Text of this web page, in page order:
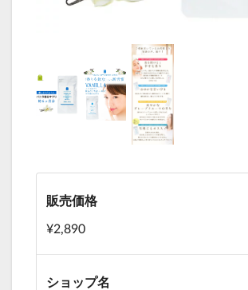
販売価格
¥2,890
ショップ名